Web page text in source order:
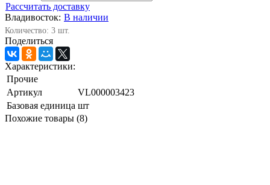
Рассчитать доставку
Владивосток: В наличии
Количество: 3 шт.
Поделиться
Характеристики:
Прочие
Артикул
VL000003423
Базовая единица шт
Похожие товары (8)